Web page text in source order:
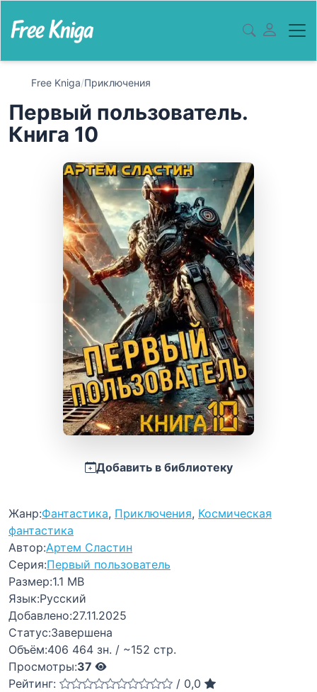
Free Kniga/Приключения
Первый пользователь.
Книга 10
Добавить в библиотеку
Жанр:Фантастика, Приключения, Космическая
фантастика
Автор:Артем Сластин
Серия:Первый пользователь
Размер:1.1 MB
Язык:Русский
Добавлено:27.11.2025
Статус:Завершена
Объём:406 464 зн. / ~152 стр.
Просмотры:37
Рейтинг:
/ 0,0